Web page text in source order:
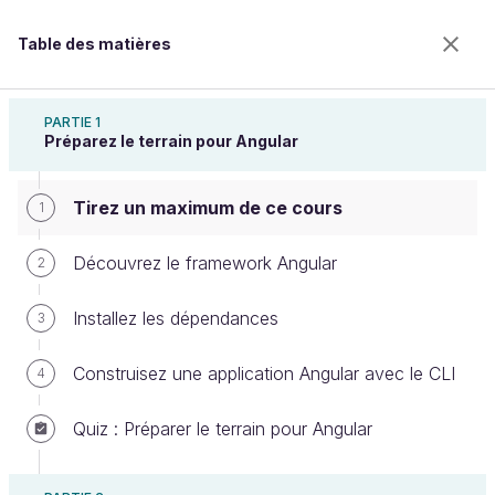
Table des matières
PARTIE 1
Préparez le terrain pour Angular
1 Tirez un maximum de ce cours
2 Découvrez le framework Angular
3 Installez les dépendances
4 Construisez une application Angular avec le CLI
Quiz : Préparer le terrain pour Angular
Tirez un maximum de ce cours
Bienvenue sur l’école 100% en ligne des métiers qui
ont de l’avenir.
Bénéficiez gratuitement de toutes les fonctionnalités
de ce cours (quiz, vidéos, accès illimité à tous les
chapitres) avec un compte.
Créer un compte ou se connecter